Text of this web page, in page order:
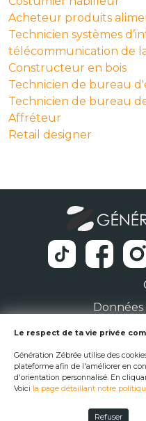
Acheteur produits
Technicien systèmes
télécommunication de
Constructeur en bois
Technicien de bureau
Technicien de bureau
Affréteur
Retail designer
1 Rue de
©
Le respect de ta vie privée
Génération Zébrée utilise des
plateforme afin de l'améliorer en
d'orientation personnalisé. En
Voici la page détaillant notre
Refuser